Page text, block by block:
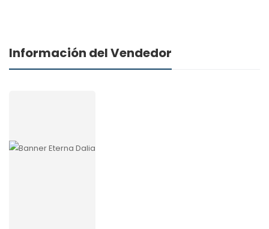
Información del Vendedor